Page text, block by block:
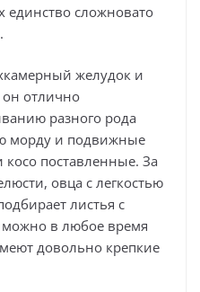
единство сложновато
желудок и
отлично
разного рода
морду и подвижные
поставленные. За
овца с легкостью
листья с
в любое время
довольно крепкие